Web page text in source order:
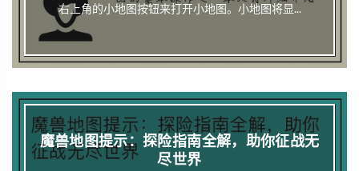
右上角的小地图按钮来打开小地图。小地图将显...
魔兽地图提示：探险指南全解，助你征战无
尽世界